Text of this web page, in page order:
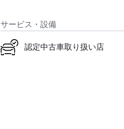
サービス・設備
認定中古車取り扱い店